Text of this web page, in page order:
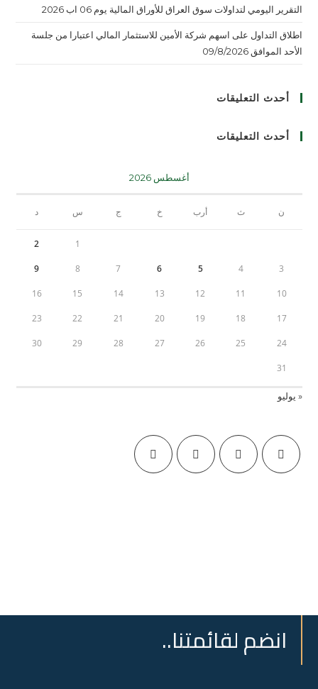
التقرير اليومي لتداولات سوق العراق للأوراق المالية يوم 06 اب 2026
اطلاق التداول على اسهم شركة الأمين للاستثمار المالي اعتبارا من جلسة
الأحد الموافق 09/8/2026
أحدث التعليقات
أحدث التعليقات
أغسطس 2026
ن ث أرب خ ج س د
1
2
3
4
5
6
7
8
9
10
11
12
13
14
15
16
17
18
19
20
21
22
23
24
25
26
27
28
29
30
31
« يوليو
انضم لقائمتنا..